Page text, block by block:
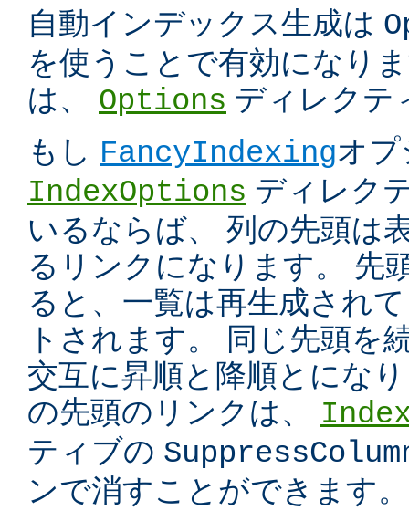
自動インデックス生成は
を使うことで有効になり
は、 Options ディレクテ
もし FancyIndexingオ
IndexOptions ディレク
いるならば、 列の先頭は
るリンクになります。 先
ると、一覧は再生成され
トされます。 同じ先頭を
交互に昇順と降順とにな
の先頭のリンクは、
ティブの
ンで消すことができます。